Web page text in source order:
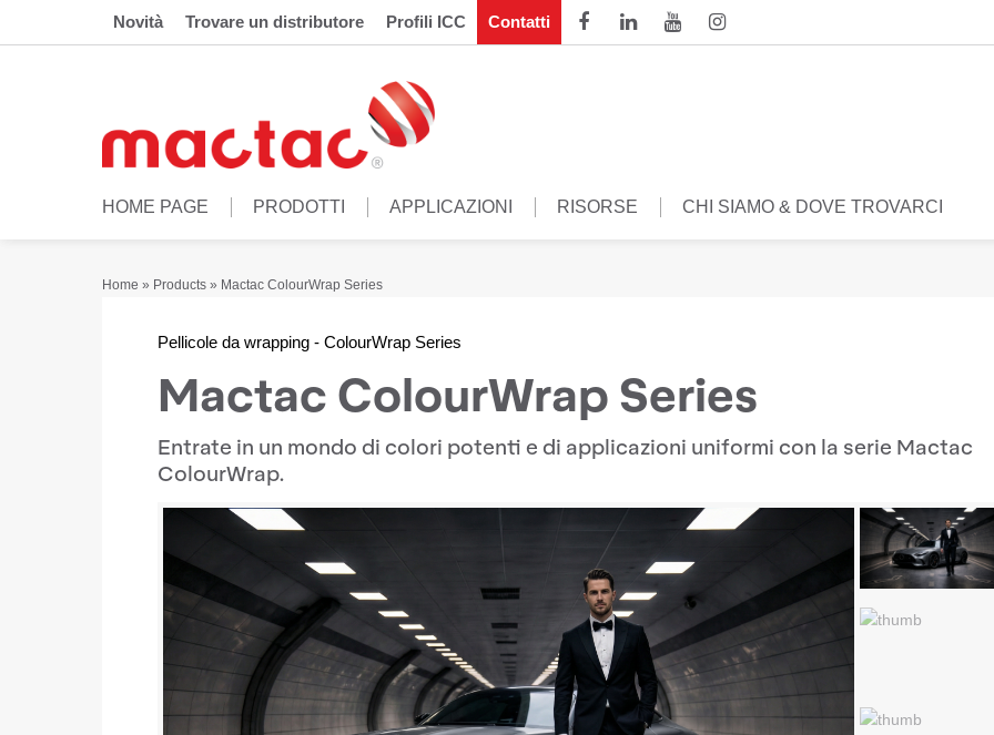
Novità Trovare un distributore Profili ICC Contatti
HOME PAGE PRODOTTI APPLICAZIONI RISORSE CHI SIAMO & DOVE TROVARCI
Home » Products » Mactac ColourWrap Series
Pellicole da wrapping - ColourWrap Series
Mactac ColourWrap Series
Entrate in un mondo di colori potenti e di applicazioni uniformi con la serie Mactac
ColourWrap.